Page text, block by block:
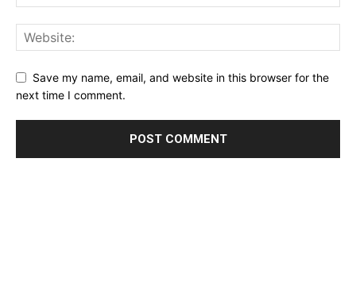
Save my name, email, and website in this browser for the
next time I comment.